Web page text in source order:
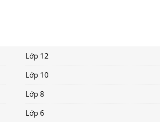
Lớp 12
Lớp 10
Lớp 8
Lớp 6